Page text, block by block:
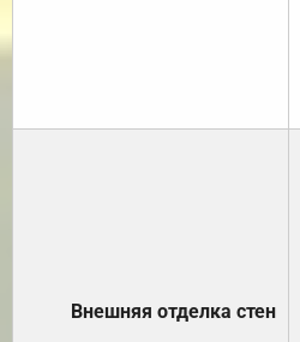
Внешняя отделка стен